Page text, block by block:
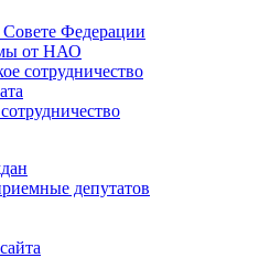
Совете Федерации
от НАО
сотрудничество
депутатов